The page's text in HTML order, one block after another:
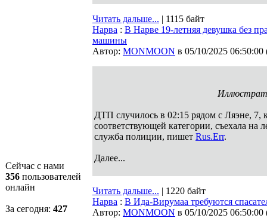
Сейчас с нами
356 пользователей
онлайн
За сегодня: 427
Читать дальше... | 1115 байт
Нарва : В Нарве 19-летняя девушка без
машины
Автор: MONMOON в 05/10/2025 06:50:00
ДТП случилось в 02:15 рядом с Ляэне, 7,
соответствующей категории, съехала на
служба полиции, пишет Rus.Err.
Далее...
Читать дальше... | 1220 байт
Нарва : В Ида-Вирумаа требуются
Автор: MONMOON в 05/10/2025 06:50:00